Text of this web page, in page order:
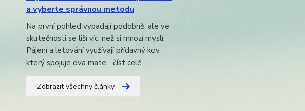
a vyberte správnou metodu
Na první pohled vypadají podobně, ale ve
skutečnosti se liší víc, než si mnozí myslí.
Pájení a letování využívají přídavný kov,
který spojuje dva mate... číst celé
Zobrazit všechny články